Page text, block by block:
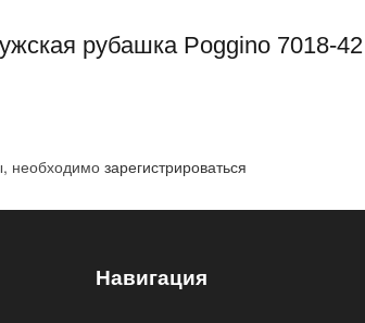
рубашка Poggino 7018-
необходимо зарегистрироваться
Навигация